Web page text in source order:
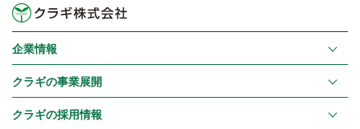
企業情報
クラギの事業展開
クラギの採用情報